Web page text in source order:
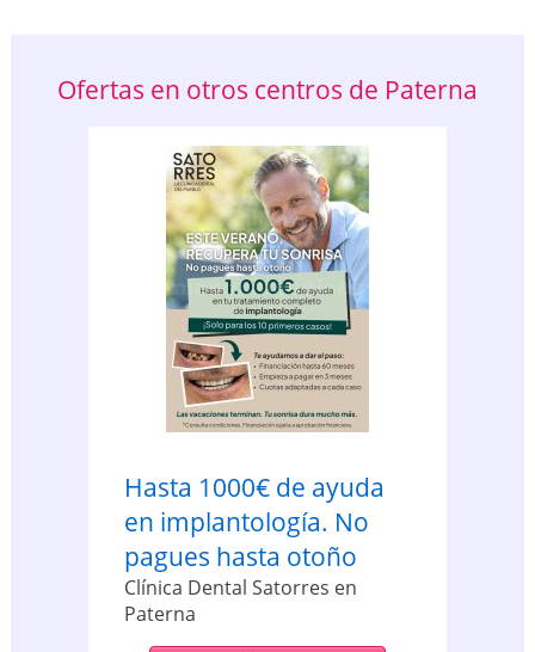
Ofertas en otros centros de Paterna
Hasta 1000€ de ayuda
en implantología. No
pagues hasta otoño
Clínica Dental Satorres en
Paterna